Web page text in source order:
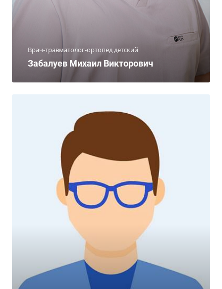
Врач-травматолог-ортопед детский
Забалуев Михаил Викторович